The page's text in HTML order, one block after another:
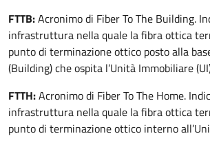
FTTB:Acronimo di Fiber To The Building.
infrastruttura nella quale la fibra ottica
punto di terminazione ottico posto alla
(Building) che ospita l’Unità Immobiliare
FTTH:Acronimo di Fiber To The Home.
infrastruttura nella quale la fibra ottica
punto di terminazione ottico interno